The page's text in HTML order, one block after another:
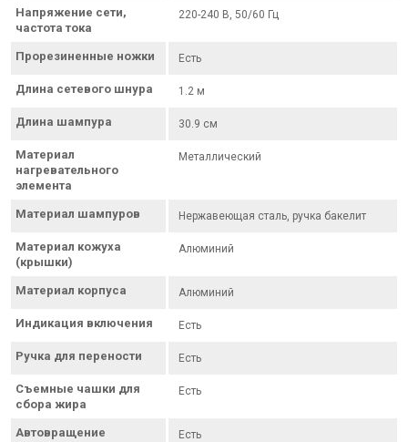
Напряжение сети,
частота тока
220-240 В, 50/60 Гц
Прорезиненные ножки Есть
Длина сетевого шнура 1.2 м
Длина шампура 30.9 см
Материал
нагревательного
элемента
Металлический
Материал шампуров Нержавеющая сталь, ручка бакелит
Материал кожуха
(крышки)
Алюминий
Материал корпуса Алюминий
Индикация включения Есть
Ручка для перености Есть
Съемные чашки для
сбора жира
Есть
Автовращение
Есть